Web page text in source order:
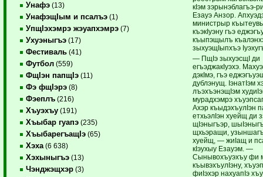
Унафэ (13)
УнафэщIым и псалъэ (1)
УпщIэхэмрэ жэуапхэмрэ (7)
Ухуэныгъэ (17)
Фестиваль (41)
Футбол (559)
ФщIэн папщIэ (11)
Фэ фщIэрэ (8)
Фэеплъ (216)
Хъуэхъу (191)
Хъыбар гуапэ (235)
ХъыбарегъащIэ (65)
Хэха (6 638)
Хэхыныгъэ (13)
Чэнджэщхэр (3)
кIэм зэрынэблагъэ-
Езауэ Анзор.
министрыр
къэкIуэну гъэ
къыпэщылъ
зыхуэщIыпхъэ
— ПщIэ зыхуэсщI ди
егъэджакIуэхэ.
дэкIмэ, гъэ
дублэнущ. IэнатIэм
лъэхъэнэщIэм
мурадхэмрэ
Ахэр къыдэхъулIэн
етхьэлIэн хуейщ ди
щIэныгъэр,
щхьэращи,
хуейщ, — жиIащ и
кIэухыу Езауэм. —
Сынывохъуэхъу фи
къывэхъулIэну,
фиIэхэр нахуапIэ